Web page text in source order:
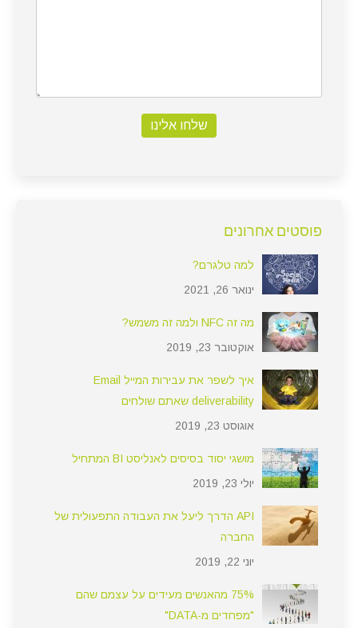
שלחו אלינו
פוסטים אחרונים
למה טלגרם?
ינואר 26, 2021
מה זה NFC ולמה זה משמש?
אוקטובר 23, 2019
איך לשפר את עבירות המייל Email
deliverability שאתם שולחים
אוגוסט 23, 2019
מושגי יסוד בסיסים לאנליסט BI המתחיל
יולי 23, 2019
API הדרך ליעל את העבודה התפעולית של
החברה
יוני 22, 2019
75% מהאנשים מעידים על עצמם שהם
"מפחדים מ-DATA"